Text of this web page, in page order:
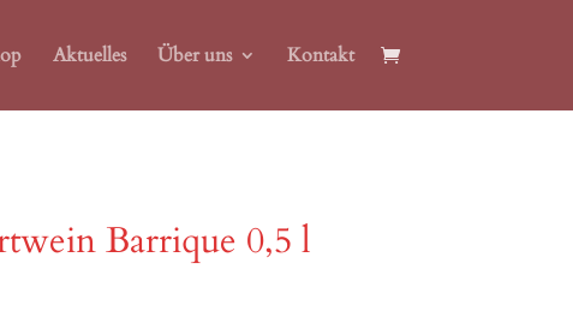
Aktuelles Über uns Kontakt
Barrique 0,5 l